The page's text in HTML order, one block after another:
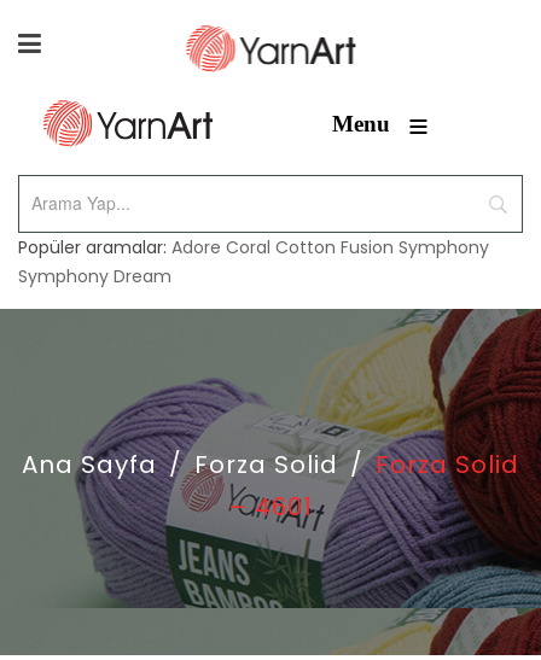
Menu ≡
Popüler aramalar: Adore Coral Cotton Fusion Symphony
Symphony Dream
Ana Sayfa / Forza Solid / Forza Solid
– 4601